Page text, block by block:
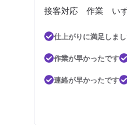
接客対応 作業 い
仕上がりに満足しま
作業が早かったです
連絡が早かったです